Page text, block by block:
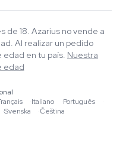
de 18. Azarius no vende a
Al realizar un pedido
en tu país. Nuestra
edad
·Italiano ·Português
·
·Svenska ·Čeština